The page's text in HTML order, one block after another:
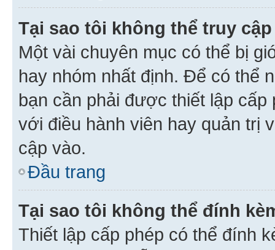
Tại sao tôi không thể truy
Một vài chuyên mục có thể bị
hay nhóm nhất định. Để có thể
bạn cần phải được thiết lập
với điều hành viên hay quản trị
cập vào.
Đầu trang
Tại sao tôi không thể đính
Thiết lập cấp phép có thể đính